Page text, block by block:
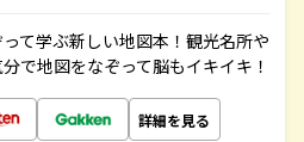
て学ぶ新しい地図本！観光名所や
で地図をなぞって脳もイキイキ！
詳細を見る